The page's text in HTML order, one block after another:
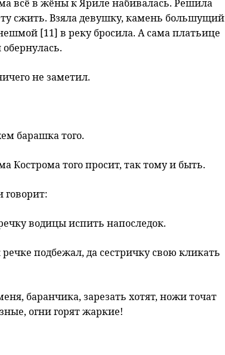
всё в жёны к Яриле набивалась. Решила
сжить. Взяла девушку, камень большущий
[11] в реку бросила. А сама платьице
не заметил.
барашка того.
Кострома того просит, так тому и быть.
говорит:
водицы испить напоследок.
подбежал, да сестричку свою кликать
баранчика, зарезать хотят, ножи точат
огни горят жаркие!